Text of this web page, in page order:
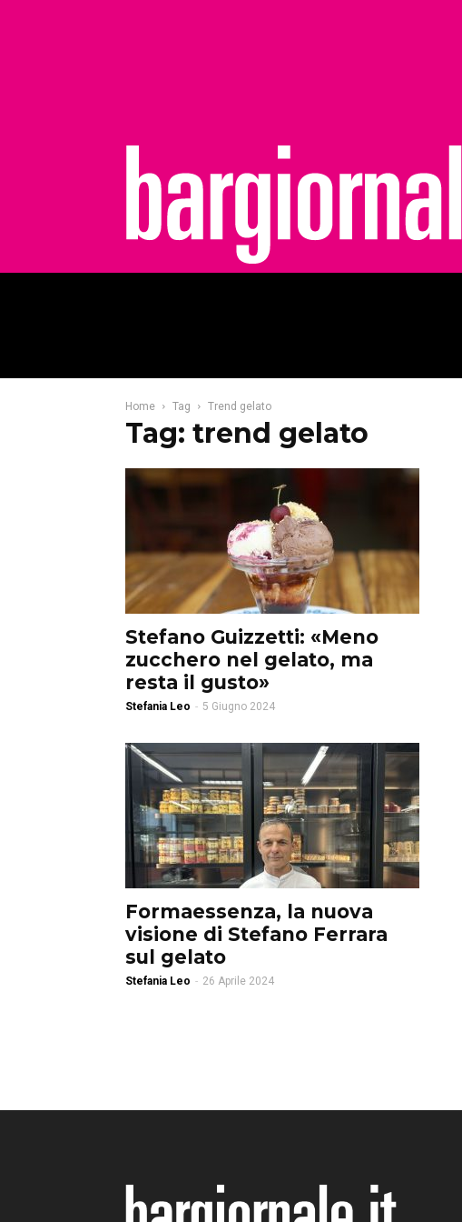
Home Tag Trend gelato
Tag: trend gelato
Stefano Guizzetti: «Meno
zucchero nel gelato, ma
resta il gusto»
Stefania Leo - 5 Giugno 2024
Formaessenza, la nuova
visione di Stefano Ferrara
sul gelato
Stefania Leo - 26 Aprile 2024